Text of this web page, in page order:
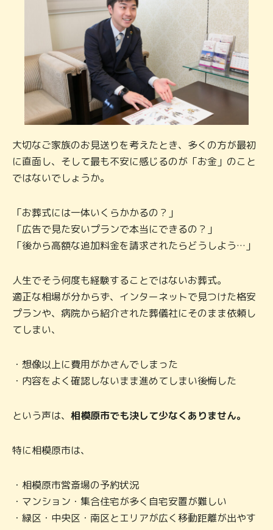
大切なご家族のお見送りを考えたとき、多くの方が最初
に直面し、そして最も不安に感じるのが「お金」のこと
ではないでしょうか。
「お葬式には一体いくらかかるの？」
「広告で見た安いプランで本当にできるの？」
「後から高額な追加料金を請求されたらどうしよう…」
人生でそう何度も経験することではないお葬式。
適正な相場が分からず、インターネットで見つけた格安
プランや、病院から紹介された葬儀社にそのまま依頼し
てしまい、
・想像以上に費用がかさんでしまった
・内容をよく確認しないまま進めてしまい後悔した
という声は、 相模原市でも決して少なくありません。
特に相模原市は、
・相模原市営斎場の予約状況
・マンション・集合住宅が多く自宅安置が難しい
・緑区・中央区・南区とエリアが広く移動距離が出やす